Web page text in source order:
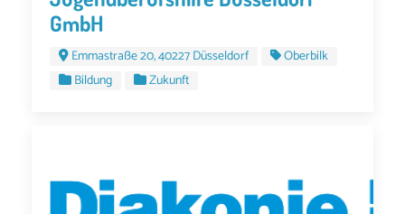
GmbH
Emmastraße 20, 40227 Düsseldorf
Oberbilk
Bildung
Zukunft